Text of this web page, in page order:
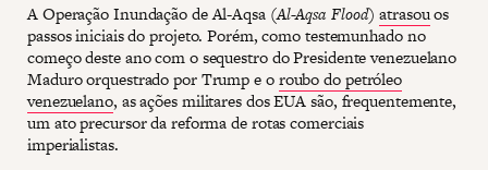
A Operação Inundação de Al-Aqsa (Al-Aqsa Flood)atrasouos
passos iniciais do projeto. Porém, como testemunhado no
começo deste ano com o sequestro do Presidente venezuelano
Maduro orquestrado por Trump e oroubo do petróleo
venezuelano, as ações militares dos EUA são, frequentemente,
um ato precursor da reforma de rotas comerciais
imperialistas.